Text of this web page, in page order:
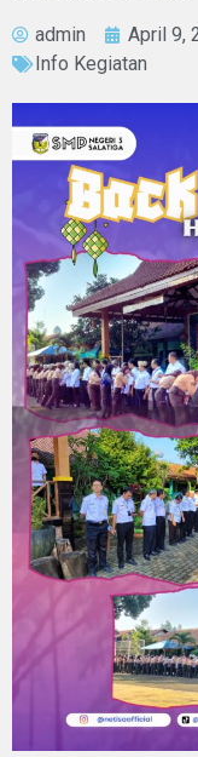
admin April 9,
Info Kegiatan